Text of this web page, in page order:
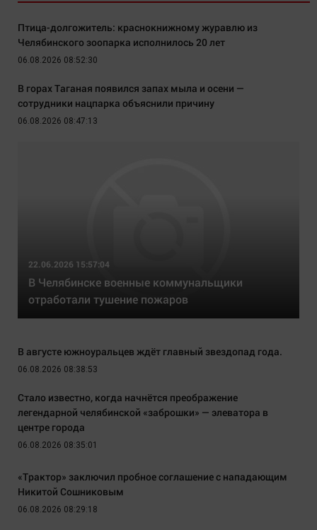
Птица-долгожитель: краснокнижному журавлю из
Челябинского зоопарка исполнилось 20 лет
06.08.2026 08:52:30
В горах Таганая появился запах мыла и осени —
сотрудники нацпарка объяснили причину
06.08.2026 08:47:13
22.06.2026 15:57:04
В Челябинске военные коммунальщики
отработали тушение пожаров
В августе южноуральцев ждёт главный звездопад года.
06.08.2026 08:38:53
Стало известно, когда начнётся преображение
легендарной челябинской «заброшки» — элеватора в
центре города
06.08.2026 08:35:01
«Трактор» заключил пробное соглашение с нападающим
Никитой Сошниковым
06.08.2026 08:29:18